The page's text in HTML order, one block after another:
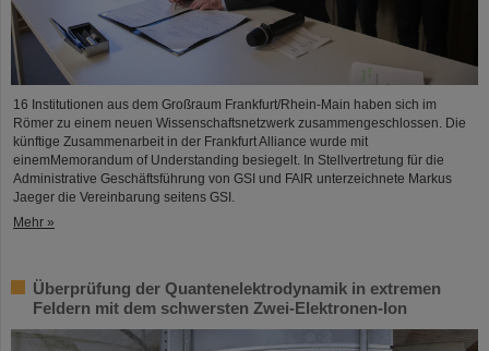
16 Institutionen aus dem Großraum Frankfurt/Rhein-Main haben sich im
Römer zu einem neuen Wissenschaftsnetzwerk zusammengeschlossen. Die
künftige Zusammenarbeit in der Frankfurt Alliance wurde mit
einemMemorandum of Understanding besiegelt. In Stellvertretung für die
Administrative Geschäftsführung von GSI und FAIR unterzeichnete Markus
Jaeger die Vereinbarung seitens GSI.
Mehr »
Überprüfung der Quantenelektrodynamik in extremen
Feldern mit dem schwersten Zwei-Elektronen-Ion